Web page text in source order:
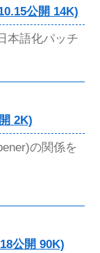
公開 14K)
本語化パッチ
2K)
の関係を
公開 90K)